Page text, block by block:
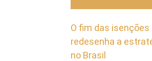
O fim das
redesenha a
no Brasil